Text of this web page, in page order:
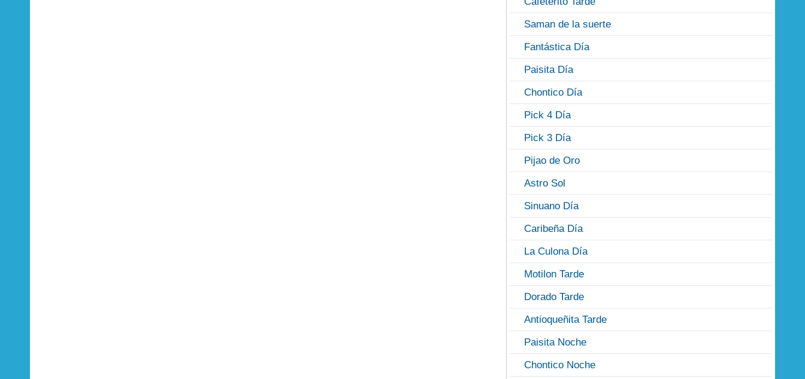
Saman de la suerte
Fantástica Día
Paisita Día
Chontico Día
Pick 4 Día
Pick 3 Día
Pijao de Oro
Astro Sol
Sinuano Día
Caribeña Día
La Culona Día
Motilon Tarde
Dorado Tarde
Antioqueñita Tarde
Paisita Noche
Chontico Noche